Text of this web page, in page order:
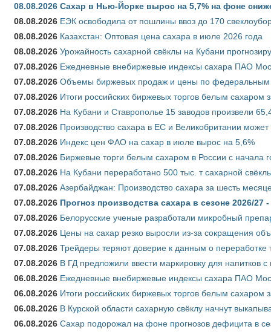
08.08.2026 Сахар в Нью-Йорке вырос на 5,7% на фоне
08.08.2026 ЕЭК освободила от пошлины ввоз до 170
08.08.2026 Казахстан: Оптовая цена сахара в июле 2026 года
08.08.2026 Урожайность сахарной свёклы на Кубани
07.08.2026 Ежедневные внебиржевые индексы сахара ПАО
07.08.2026 Объемы биржевых продаж и цены по федеральным
07.08.2026 Итоги российских биржевых торгов белым сахаром
07.08.2026 На Кубани и Ставрополье 15 заводов произвели
07.08.2026 Производство сахара в ЕС и Великобритании
07.08.2026 Индекс цен ФАО на сахар в июле вырос на 5,6%
07.08.2026 Биржевые торги белым сахаром в России с начала
07.08.2026 На Кубани переработано 500 тыс. т сахарной
07.08.2026 Азербайджан: Производство сахара за шесть
07.08.2026 Прогноз производства сахара в сезоне 2026/
07.08.2026 Белорусские ученые разработали микробный
07.08.2026 Цены на сахар резко выросли из-за сокращения
07.08.2026 Трейдеры теряют доверие к данным о переработке
07.08.2026 В ГД предложили ввести маркировку для напитков
06.08.2026 Ежедневные внебиржевые индексы сахара ПАО
06.08.2026 Итоги российских биржевых торгов белым сахаром
06.08.2026 В Курской области сахарную свёклу начнут
06.08.2026 Сахар подорожал на фоне прогнозов дефицита в